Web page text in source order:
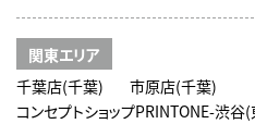
関東エリア
千葉店(千葉)
市原店(千葉)
コンセプトショップPRINTONE-渋谷